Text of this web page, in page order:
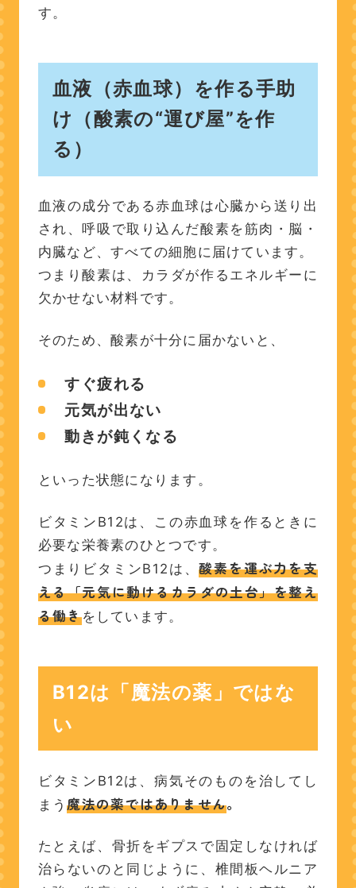
す。
血液（赤血球）を作る手助
け（酸素の“運び屋”を作
る）
血液の成分である赤血球は心臓から送り出
され、呼吸で取り込んだ酸素を筋肉・脳・
内臓など、すべての細胞に届けています。
つまり酸素は、カラダが作るエネルギーに
欠かせない材料です。
そのため、酸素が十分に届かないと、
すぐ疲れる
元気が出ない
動きが鈍くなる
といった状態になります。
ビタミンB12は、この赤血球を作るときに
必要な栄養素のひとつです。
つまりビタミンB12は、酸素を運ぶ力を支
える「元気に動けるカラダの土台」を整え
る働きをしています。
B12は「魔法の薬」ではな
い
ビタミンB12は、病気そのものを治してし
まう魔法の薬ではありません。
たとえば、骨折をギプスで固定しなければ
治らないのと同じように、椎間板ヘルニア